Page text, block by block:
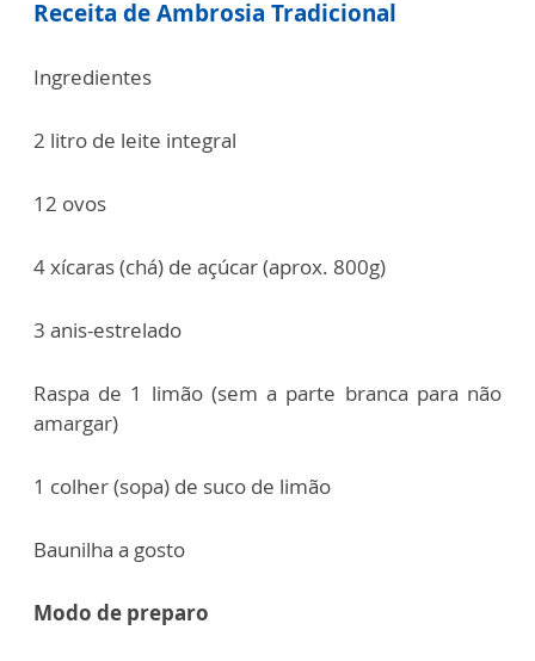
Receita de Ambrosia Tradicional
Ingredientes
2 litro de leite integral
12 ovos
4 xícaras (chá) de açúcar (aprox. 800g)
3 anis-estrelado
Raspa de 1 limão (sem a parte branca para não
amargar)
1 colher (sopa) de suco de limão
Baunilha a gosto
Modo de preparo